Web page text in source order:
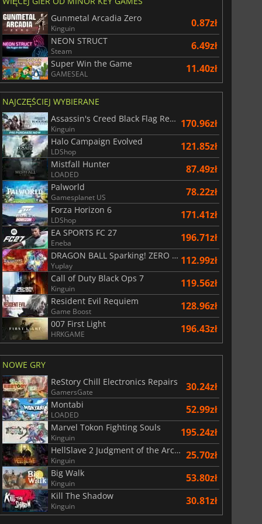
29.08zł
WARHAMMER 3
66.55
Lies Of P
Gunmetal Arcadia Zero
Kinguin 0.87zł
NEON STRUCT
Steam 6.49zł
Super Win the Game
GAMESEAL 11.40zł
NAJCZĘŚCIEJ WYBIERANE
Assassin's Creed Black Flag Resynced
Kinguin 170.96zł
Halo Campaign Evolved
LDShop 121.85zł
Mistfall Hunter
LOADED 87.49zł
Palworld
Gamesplanet US 78.22zł
Forza Horizon 6
LDShop 171.41zł
EA SPORTS FC 27
Eneba 196.71zł
DRAGON BALL Sparking! ZERO Super Limit Breaking NEO
Yuplay 112.99zł
Call of Duty Black Ops 7
Kinguin 119.56zł
Resident Evil Requiem
Game Boost 128.96zł
007 First Light
HRKGAME 196.43zł
NOWE GRY
ReStory Chill Electronics Repairs
GamersGate 30.24zł
Montabi
LOADED 52.99zł
Marvel Tokon Fighting Souls
Kinguin 195.24zł
HellSlave 2 Judgment of the Archon
Kinguin 25.70zł
Big Walk
Kinguin 53.80zł
Kill The Shadow
Kinguin 30.81zł